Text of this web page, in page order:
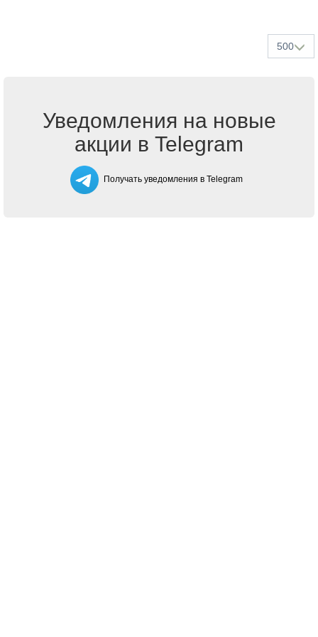
500
Уведомления на новые
акции в Telegram
Получать уведомления в Telegram